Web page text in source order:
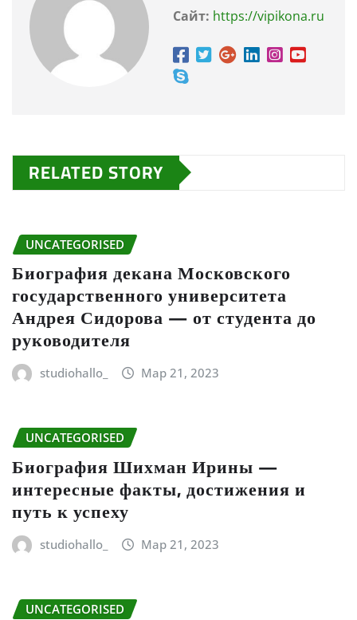
Сайт: https://vipikona.ru
RELATED STORY
UNCATEGORISED
Биография декана Московского
государственного университета
Андрея Сидорова — от студента до
руководителя
studiohallo_ Мар 21, 2023
UNCATEGORISED
Биография Шихман Ирины —
интересные факты, достижения и
путь к успеху
studiohallo_ Мар 21, 2023
UNCATEGORISED